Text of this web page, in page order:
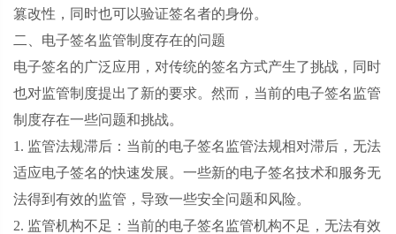
篡改性，同时也可以验证签名者的身份。
二、电子签名监管制度存在的问题
电子签名的广泛应用，对传统的签名方式产生了挑战，同时
也对监管制度提出了新的要求。然而，当前的电子签名监管
制度存在一些问题和挑战。
1. 监管法规滞后：当前的电子签名监管法规相对滞后，无法
适应电子签名的快速发展。一些新的电子签名技术和服务无
法得到有效的监管，导致一些安全问题和风险。
2. 监管机构不足：当前的电子签名监管机构不足，无法有效